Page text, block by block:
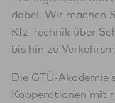
dabei. Wir machen
Kfz-Technik über
bis hin zu
Die GTÜ-
Kooperationen mit